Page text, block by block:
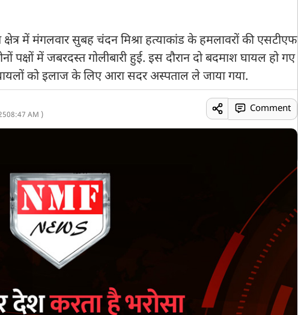
में मंगलवार सुबह चंदन मिश्रा हत्याकांड के हमलावरों की एसटीएफ
में जबरदस्त गोलीबारी हुई. इस दौरान दो बदमाश घायल हो गए
को इलाज के लिए आरा सदर अस्पताल ले जाया गया.
08:47 AM )
Comment